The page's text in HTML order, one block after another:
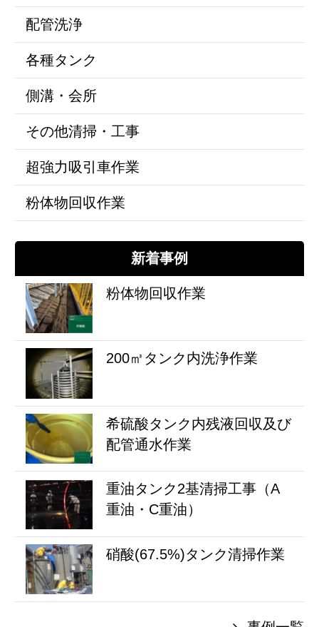
配管洗浄
各種タンク
側溝・会所
その他清掃・工事
超強力吸引車作業
粉体物回収作業
新着事例
粉体物回収作業
200㎥タンク内洗浄作業
希硫酸タンク内残液回収及び
配管通水作業
重油タンク2基清掃工事（A
重油・C重油）
硝酸(67.5%)タンク清掃作業